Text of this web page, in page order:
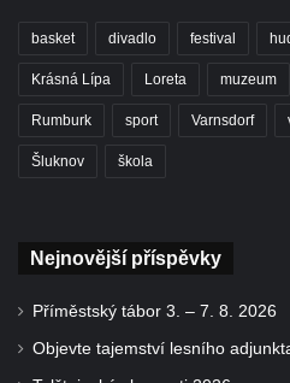
basket divadlo festival
Krásná Lípa Loreta muzeum
Rumburk sport Varnsdorf
Šluknov škola
Nejnovější příspěvky
Příměstský tábor 3. – 7. 8. 2026
Objevte tajemství lesního